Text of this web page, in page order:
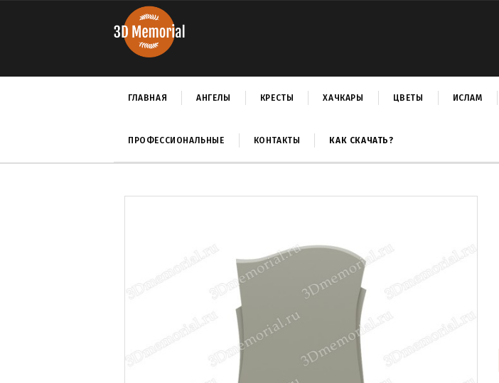
ГЛАВНАЯ АНГЕЛЫ КРЕСТЫ ХАЧКАРЫ ЦВЕТЫ ИСЛАМ
ПРОФЕССИОНАЛЬНЫЕ КОНТАКТЫ КАК СКАЧАТЬ?